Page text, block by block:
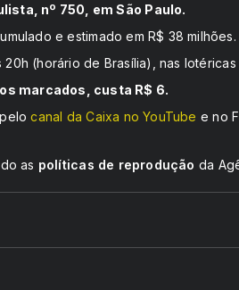
nº 750, em São Paulo.
e estimado em R$ 38 milhões.
(horário de Brasília), nas lotéricas
marcados, custa R$ 6.
pelocanal da Caixa no YouTube e no
as políticas de reprodução da